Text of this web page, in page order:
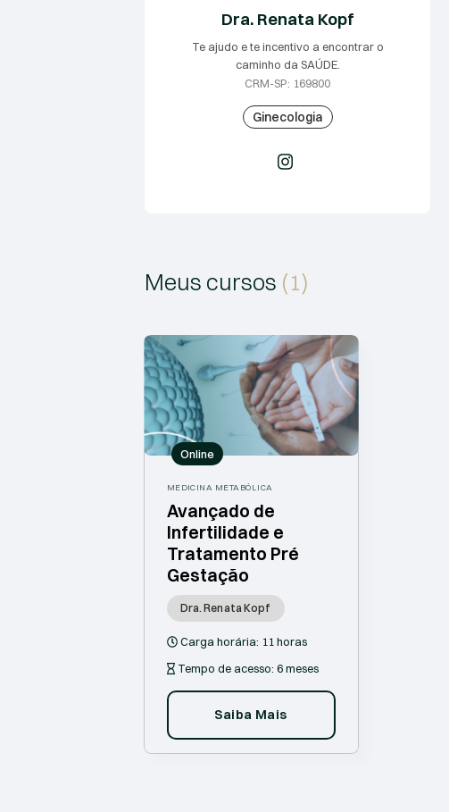
Dra. Renata Kopf
Te ajudo e te incentivo a encontrar o
caminho da SAÚDE.
CRM-SP: 169800
Ginecologia
Meus cursos (1)
Online
MEDICINA METABÓLICA
Avançado de
Infertilidade e
Tratamento Pré
Gestação
Dra. Renata Kopf
Carga horária: 11 horas
Tempo de acesso:6 meses
Saiba Mais